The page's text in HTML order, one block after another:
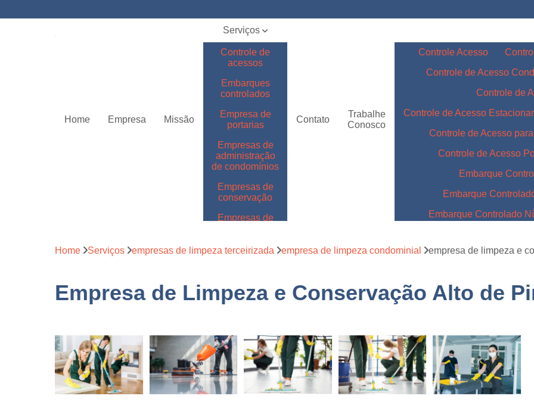
Home Empresa Missão
Serviços
Controle de
acessos
Embarques
controlados
Empresa de
portarias
Empresas de
administração
de condomínios
Empresas de
conservação
Empresas de
Empresas de
Empresas de
logística
Empresas de
paisagismo
Empresas de
recrutamento e
Contato
Trabalhe
Conosco
Controle Acesso
Controle de Acesso
Controle de
Controle de Acesso
Controle de Acesso
Controle de Acesso
Embarque
Embarque
Embarque Controlado
Embarque Controlado
Empresa de
Empresa de Portaria São
Empresa de
Empresa Portaria e
Empresa Terceirizada
Home Serviços empresas de limpeza terceirizada empresa de limpeza condominial empresa de limpeza e
Empresa de Limpeza e Conservação Alto de